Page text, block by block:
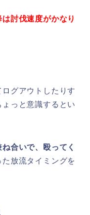
討伐速度がかなり
グアウトしたりす
っと意識するとい
合いで、殴ってく
放流タイミングを